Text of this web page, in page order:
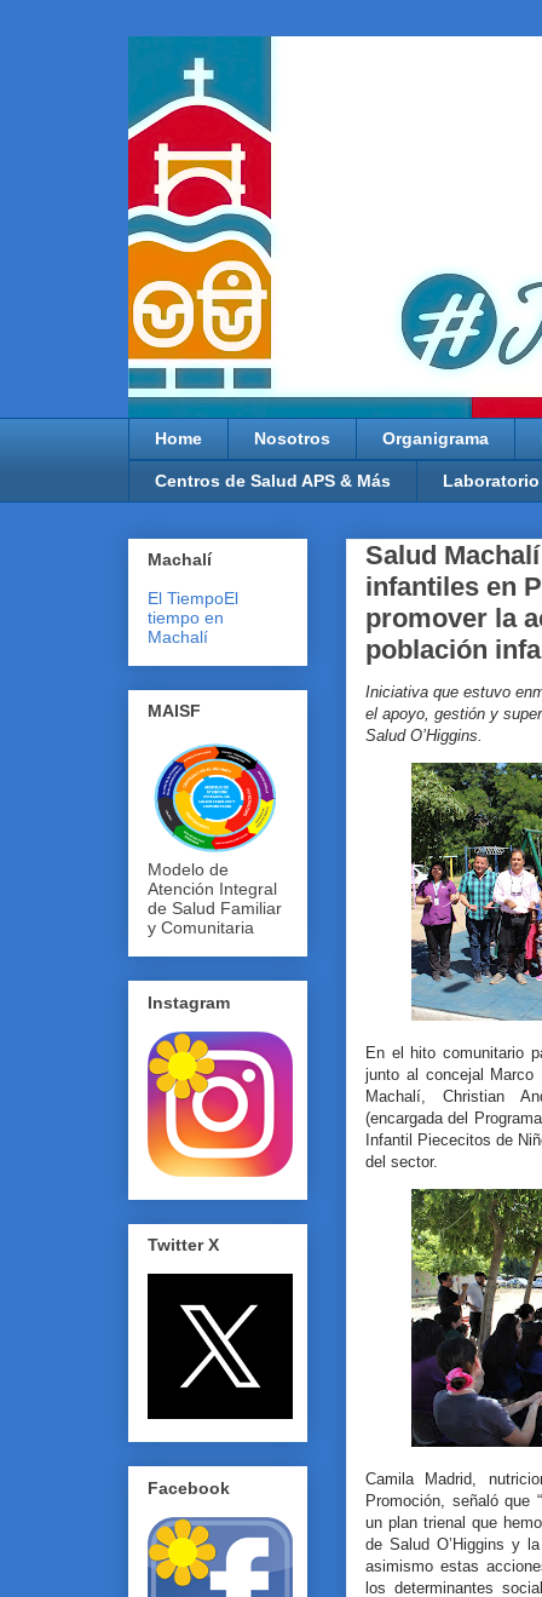
Home Nosotros Organigrama
Centros de Salud APS & Más Laboratorio
Salud
infantiles en
promover la
población
Iniciativa que estuvo
el apoyo, gestión y
Salud O’Higgins.
En el hito comunitario
junto al concejal Marco
Machalí, Christian
(encargada del
Infantil Piececitos de
del sector.
Camila Madrid,
Promoción, señaló que
un plan trienal que
de Salud O’Higgins y
asimismo estas
los determinantes
Machalí
El TiempoEl
tiempo en
Machalí
MAISF
Modelo de
Atención Integral
de Salud Familiar
y Comunitaria
Instagram
Twitter X
Facebook